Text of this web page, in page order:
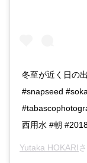
冬至が近く日の
#snapseed
西用水 #朝
Yutaka HOKARI